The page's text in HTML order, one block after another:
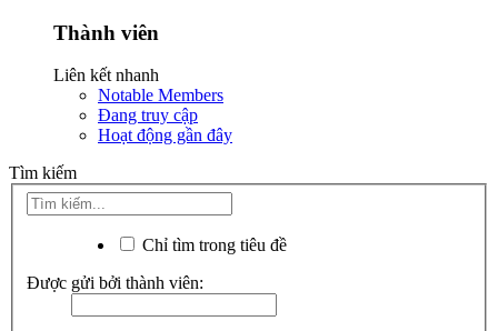
Thành viên
Liên kết nhanh
Notable Members
Đang truy cập
Hoạt động gần đây
Tìm kiếm
Chỉ tìm trong tiêu đề
Được gửi bởi thành viên: